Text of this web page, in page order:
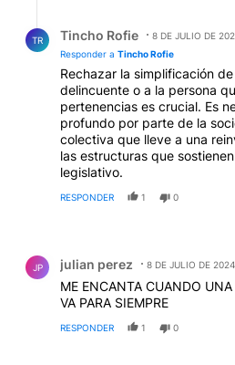
TR Tincho Rofie
8 DE JULIO DE
Responder a Tincho Rofie
Rechazar la simplificación
delincuente o a la persona
pertenencias es crucial. Es
profundo por parte de la
colectiva que lleve a una
las estructuras que
legislativo.
RESPONDER 1 0
JP julian perez 8 DE JULIO DE 2024
ME ENCANTA CUANDO UNA
VA PARA SIEMPRE
RESPONDER 1 0